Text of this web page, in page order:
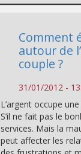
Comment
autour de
couple ?
31/01/2012 -
L’argent occupe
S’il ne fait pas le
services. Mais la
peut affecter les